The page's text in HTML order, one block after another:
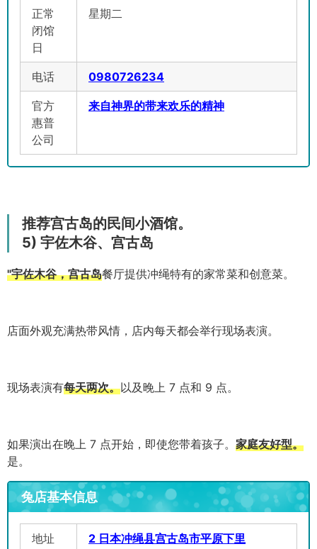
正常
闭馆
日
星期二
电话 0980726234
官方
惠普
公司
来自神界的带来欢乐的精神
推荐宫古岛的民间小酒馆。
5) 宇佐木谷、宫古岛
"宇佐木谷，宫古岛餐厅提供冲绳特有的家常菜和创意菜。
店面外观充满热带风情，店内每天都会举行现场表演。
现场表演有每天两次。以及晚上 7 点和 9 点。
如果演出在晚上 7 点开始，即使您带着孩子。 家庭友好型。
是。
兔店基本信息
地址 2 日本冲绳县宫古岛市平原下里